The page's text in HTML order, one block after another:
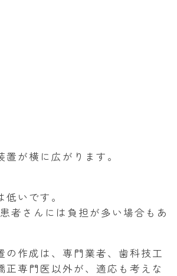
が横に広がります。
いです。
者さんには負担が多い場合もあ
作成は、専門業者、歯科技工
専門医以外が、適応も考えな